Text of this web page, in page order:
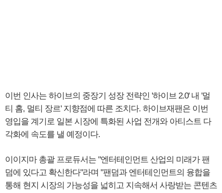
이번 인사는 하이브의 중장기 성장 전략인 '하이브 2.0' 내 '멀
티 홈, 멀티 장르' 지향점에 따른 조치다. 하이브재팬은 이번
영입을 계기로 일본 시장에 특화된 사업 전개와 아티스트 다
각화에 속도를 낼 예정이다.
이이지마 총괄 프로듀서는 "엔터테인먼트 산업의 미래가 팬
덤에 있다고 확신한다"라며 "팬덤과 엔터테인먼트의 융합을
통해 현지 시장의 가능성을 넓히고 지속해서 사랑받는 콘텐츠